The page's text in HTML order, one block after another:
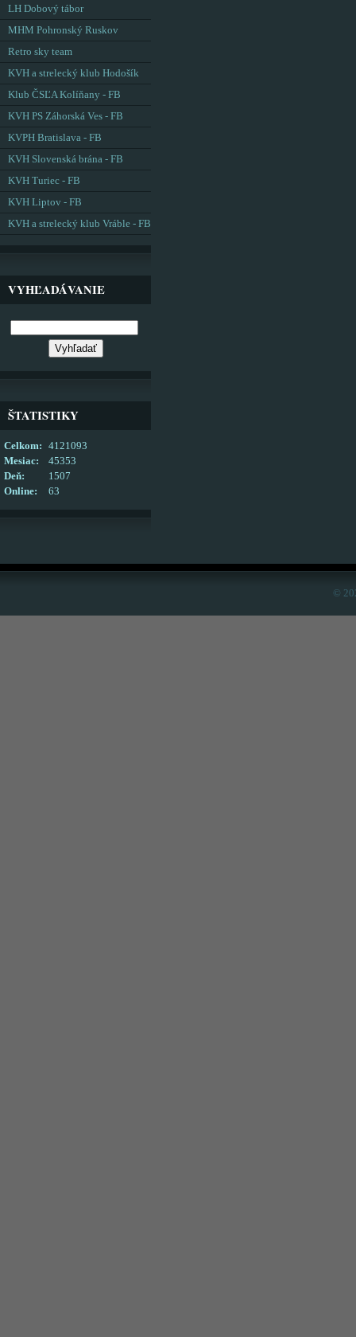
LH Dobový tábor
MHM Pohronský Ruskov
Retro sky team
KVH a strelecký klub Hodošík
Klub ČSĽA Kolíňany - FB
KVH PS Záhorská Ves - FB
KVPH Bratislava - FB
KVH Slovenská brána - FB
KVH Turiec - FB
KVH Liptov - FB
KVH a strelecký klub Vráble - FB
VYHĽADÁVANIE
ŠTATISTIKY
Online: 63
Celkom:
4121093
Mesiac:
45353
Deň:
1507
©